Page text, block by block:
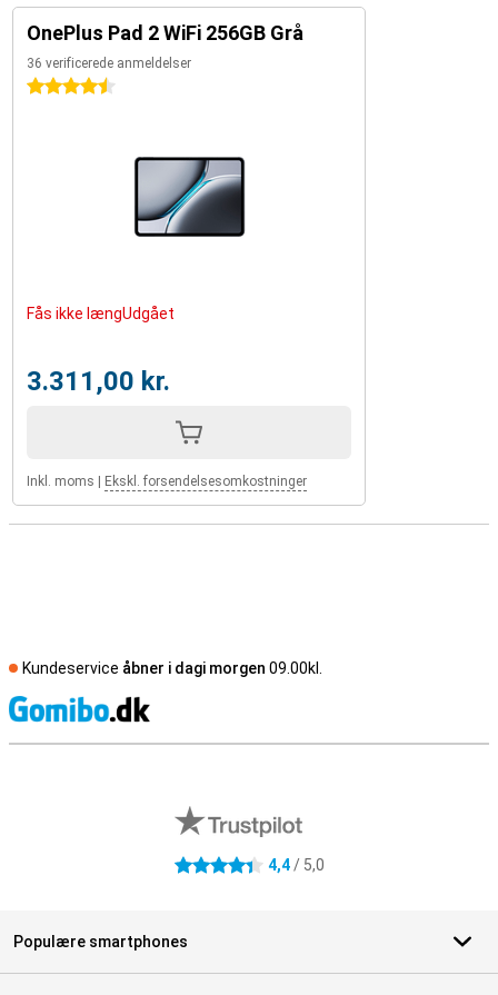
OnePlus Pad 2 WiFi 256GB Grå
36 verificerede anmeldelser
4.5 stjerner
Fås ikke længUdgået
3.311,00 kr.
Inkl. moms Ekskl. forsendelsesomkostninger
Kundeservice åbner i dagi morgen 09.00kl.
4.4 stjerner 4,4/ 5,0
Populære smartphones